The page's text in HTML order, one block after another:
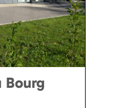
Bourg